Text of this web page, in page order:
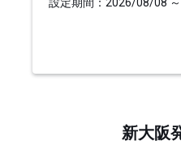
新大阪